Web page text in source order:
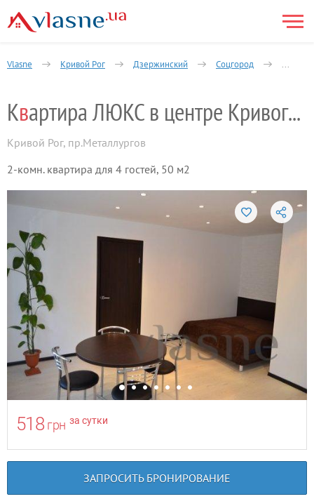
Vlasne Кривой Рог Дзержинский Соцгород 2-
Кв артира ЛЮКС в центре Кривого Рога
Кривой Рог, пр.Металлургов
2-комн. квартира для 4 гостей, 50 м2
518 грн за сутки
ЗАПРОСИТЬ БРОНИРОВАНИЕ